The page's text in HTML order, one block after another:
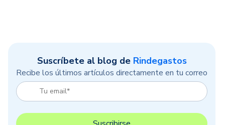
Suscríbete al blog de Rindegastos
Recibe los últimos artículos directamente en tu correo